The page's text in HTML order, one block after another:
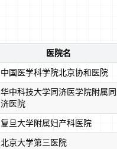
医院名
中国医学科学院北京协和医院
华中科技大学同济医学院附属同
济医院
复旦大学附属妇产科医院
北京大学第三医院